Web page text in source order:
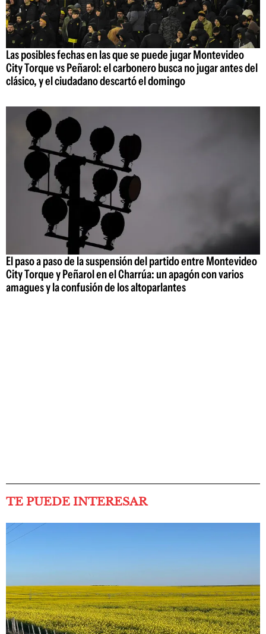
Las posibles fechas en las que se puede jugar Montevideo
City Torque vs Peñarol: el carbonero busca no jugar antes del
clásico, y el ciudadano descartó el domingo
El paso a paso de la suspensión del partido entre Montevideo
City Torque y Peñarol en el Charrúa: un apagón con varios
amagues y la confusión de los altoparlantes
TE PUEDE INTERESAR